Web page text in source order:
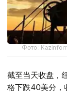
Фото:
截至当天收盘，
格下跌40美分，